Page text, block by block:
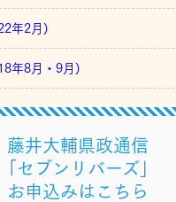
年2月)
年8月・9月)
藤井大輔県政通信
「セブンリバーズ」
お申込みはこちら